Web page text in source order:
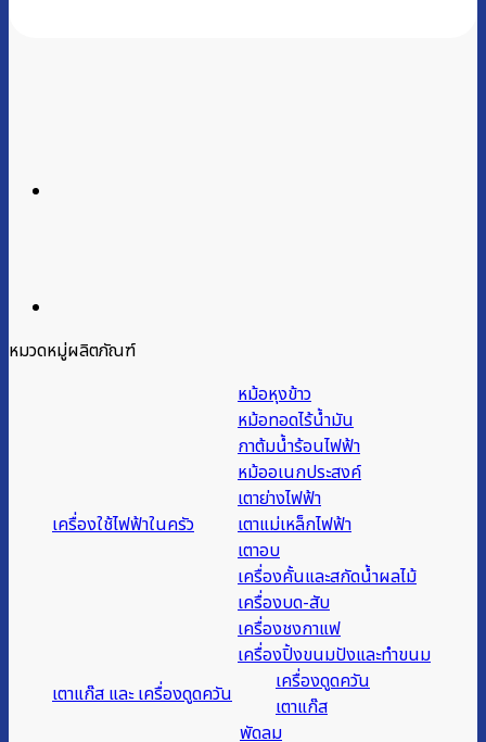
หมวดหมู่ผลิตภัณฑ์
เครื่องใช้ไฟฟ้าในครัว
หม้อหุงข้าว
หม้อทอดไร้น้ำมัน
กาต้มน้ำร้อนไฟฟ้า
หม้ออเนกประสงค์
เตาย่างไฟฟ้า
เตาแม่เหล็กไฟฟ้า
เตาอบ
เครื่องคั้นและสกัดน้ำผลไม้
เครื่องบด-สับ
เครื่องชงกาแฟ
เครื่องปิ้งขนมปังและทำขนม
เตาแก๊ส และ เครื่องดูดควัน
เครื่องดูดควัน
เตาแก๊ส
พัดลม